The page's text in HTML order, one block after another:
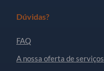
Dúvidas?
FAQ
A nossa oferta de serviços